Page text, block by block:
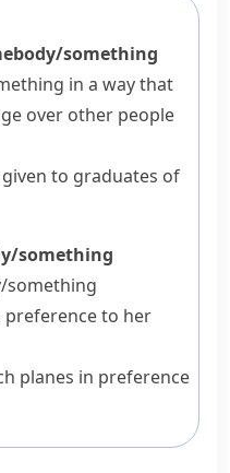
something
in a way that
over other people
to graduates of
something
something
preference to her
planes in preference